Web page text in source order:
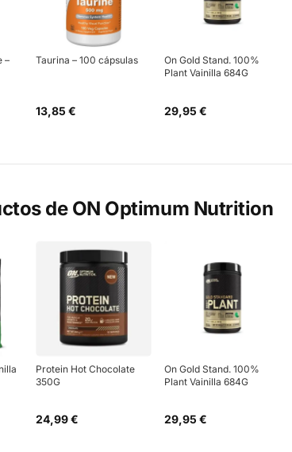
–
Taurina – 100 cápsulas
13,85 €
On Gold Stand. 100%
Plant Vainilla 684G
29,95 €
de ON Optimum Nutrition
Protein Hot Chocolate
350G
24,99 €
On Gold Stand. 100%
Plant Vainilla 684G
29,95 €